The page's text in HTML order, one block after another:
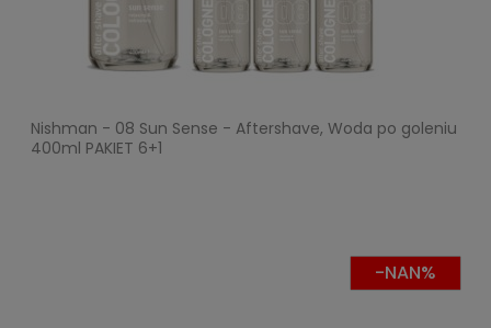
Nishman - 08 Sun Sense - Aftershave, Woda po goleniu
400ml PAKIET 6+1
-NAN%